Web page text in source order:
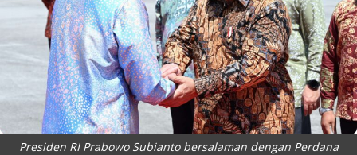
Presiden RI Prabowo Subianto bersalaman dengan Perdana